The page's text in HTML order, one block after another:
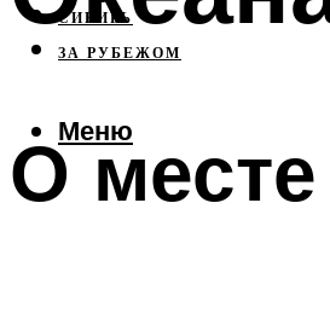
СИБИРЬ
ЗА РУБЕЖОМ
Меню
О